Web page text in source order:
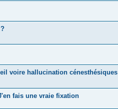
voire hallucination cénesthésiques
fais une vraie fixation